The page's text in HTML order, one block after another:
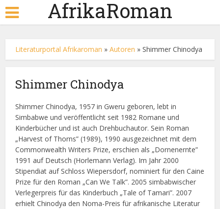
AfrikaRoman
Literaturportal Afrikaroman »Autoren »Shimmer Chinodya
Shimmer Chinodya
Shimmer Chinodya, 1957 in Gweru geboren, lebt in
Simbabwe und veröffentlicht seit 1982 Romane und
Kinderbücher und ist auch Drehbuchautor. Sein Roman
„Harvest of Thorns” (1989), 1990 ausgezeichnet mit dem
Commonwealth Writers Prize, erschien als „Dornenernte”
1991 auf Deutsch (Horlemann Verlag). Im Jahr 2000
Stipendiat auf Schloss Wiepersdorf, nominiert für den Caine
Prize für den Roman „Can We Talk”. 2005 simbabwischer
Verlegerpreis für das Kinderbuch „Tale of Tamari”. 2007
erhielt Chinodya den Noma-Preis für afrikanische Literatur